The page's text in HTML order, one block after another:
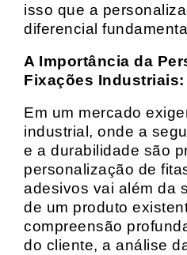
isso que a
diferencial
A Importância da
Fixações Industriais:
Em um mercado
industrial, onde a
e a durabilidade são
personalização de
adesivos vai além da
de um produto
compreensão
do cliente, a análise